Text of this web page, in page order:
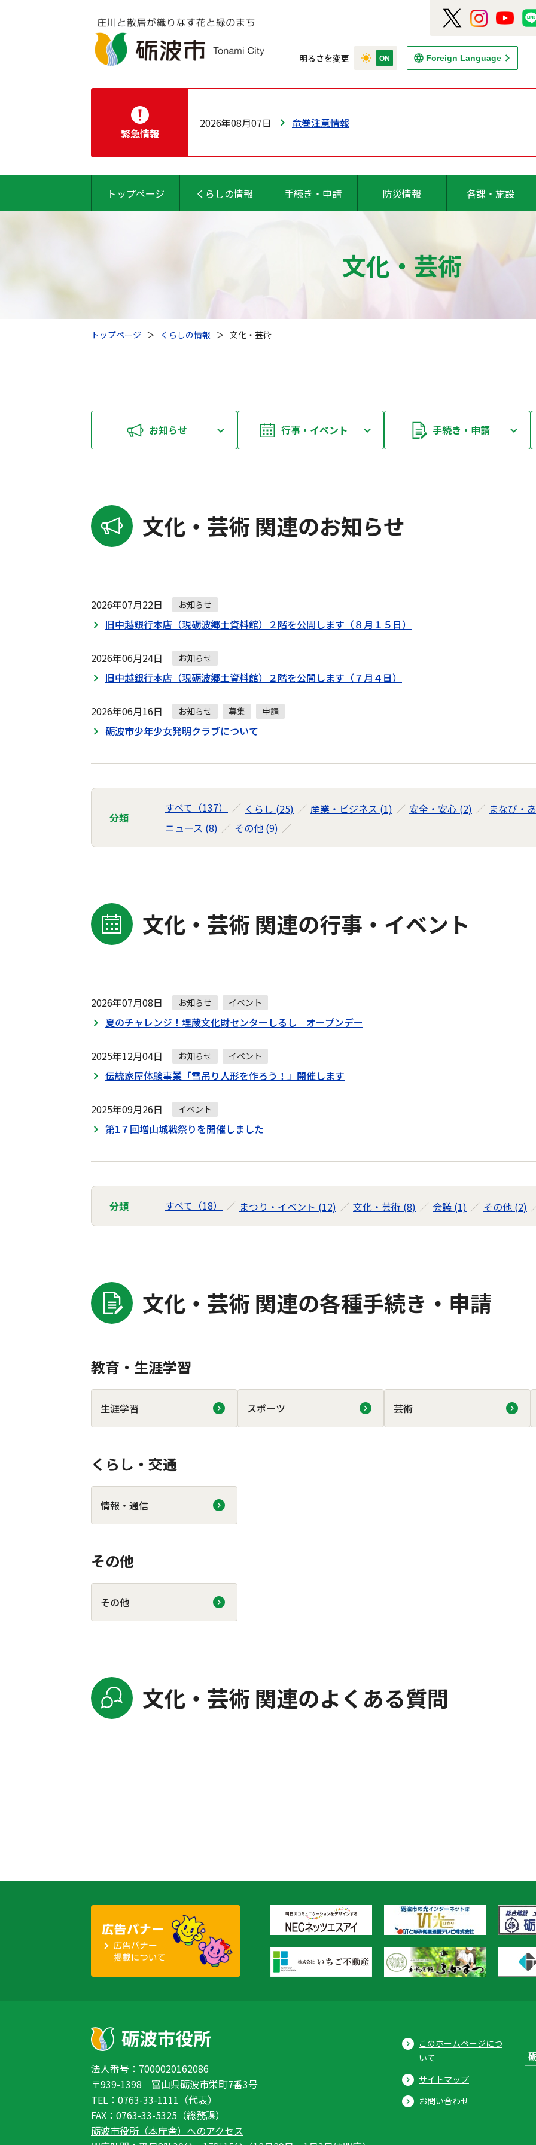
明るさを変更 Foreign Language
緊急情報
2026年08月07日 竜巻注意情報
トップページ くらしの情報 手続き・申請 防災情報 各課・施設
文化・芸術
トップページ ＞ くらしの情報 ＞ 文化・芸術
お知らせ 行事・イベント 手続き・申請
文化・芸術 関連のお知らせ
2026年07月22日 お知らせ
旧中越銀行本店（現砺波郷土資料館）２階を公開します（８月１５日）
2026年06月24日 お知らせ
旧中越銀行本店（現砺波郷土資料館）２階を公開します（７月４日）
2026年06月16日 お知らせ 募集 申請
砺波市少年少女発明クラブについて
分類
すべて（137） くらし (25) 産業・ビジネス (1) 安全・安心 (2)
まなび・
ニュース (8)
その他 (9)
文化・芸術 関連の行事・イベント
2026年07月08日 お知らせ イベント
夏のチャレンジ！埋蔵文化財センターしるし オープンデー
2025年12月04日 お知らせ イベント
伝統家屋体験事業「雪吊り人形を作ろう！」開催します
2025年09月26日 イベント
第1７回増山城戦祭りを開催しました
分類 すべて（18） まつり・イベント (12) 文化・芸術 (8) 会議 (1) その他 (2)
文化・芸術 関連の各種手続き・申請
教育・生涯学習
生涯学習 スポーツ 芸術
くらし・交通
情報・通信
その他
その他
文化・芸術 関連のよくある質問
法人番号：7000020162086
〒939-1398 富山県砺波市栄町7番3号
TEL：0763-33-1111（代表）
FAX：0763-33-5325（総務課）
砺波市役所（本庁舎）へのアクセス
このホームページにつ
いて
サイトマップ
お問い合わせ